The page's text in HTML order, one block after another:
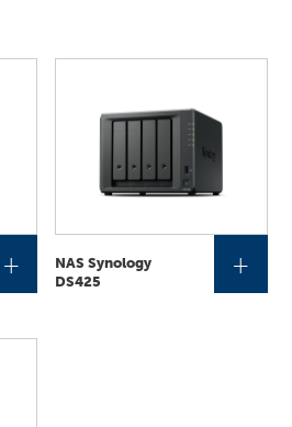
+
NAS Synology
DS425
+